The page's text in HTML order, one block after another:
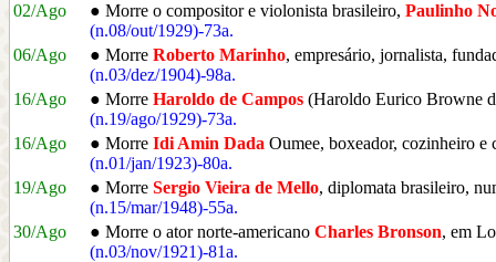
02/Ago
● Morre o compositor e violonista brasileiro, Paulinho
(n.08/out/1929)-73a.
06/Ago
● Morre Roberto Marinho, empresário, jornalista,
(n.03/dez/1904)-98a.
16/Ago
● Morre Haroldo de Campos (Haroldo Eurico Browne
(n.19/ago/1929)-73a.
16/Ago
● Morre Idi Amin Dada Oumee, boxeador, cozinheiro e
(n.01/jan/1923)-80a.
19/Ago
● Morre Sergio Vieira de Mello, diplomata brasileiro,
(n.15/mar/1948)-55a.
30/Ago
● Morre o ator norte-americano Charles Bronson, em
(n.03/nov/1921)-81a.